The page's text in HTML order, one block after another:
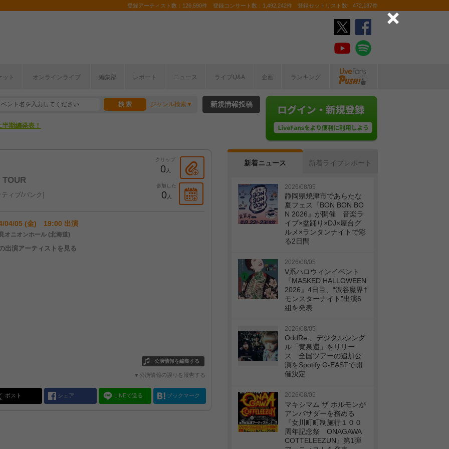
登録アーティスト数：126,590件 登録コンサート数：1,492,242件 登録セットリスト数：472,187件
ット オンラインライブ 編集部 レポート ニュース ライブQ&A 企画 ランキング
ジャンル検索
こから！
期編発表！
新規情報投稿
クリップ
0人
参加した
0人
ィブ/パンク
04/05 (金) 19:00 出演
オニオンホール (北海道)
出演アーティストを見る
公演情報を編集する
▼公演情報の誤りを報告する
ポスト シェア LINEで送る ブックマーク
新着ニュース 新着ライブレポート
2026/08/05
静岡県焼津市であらたな
夏フェス『BON BON BO
N 2026』が開催 音楽ラ
イブ×盆踊り×DJ×屋台グ
ルメ×ランタンナイトで彩
る2日間
2026/08/05
V系ハロウィンイベント
『MASKED HALLOWEEN
2026』4日目、“渋谷魔界†
モンスターナイト”出演6
組を発表
2026/08/05
OddRe:、デジタルシング
ル「黄泉還」をリリー
ス 全国ツアーの追加公
演をSpotify O-EASTで開
催決定
2026/08/05
マキシマム ザ ホルモンが
アンバサダーを務める
『女川町町制施行１００
周年記念祭 ONAGAWA
COTTELEEZUN』第1弾